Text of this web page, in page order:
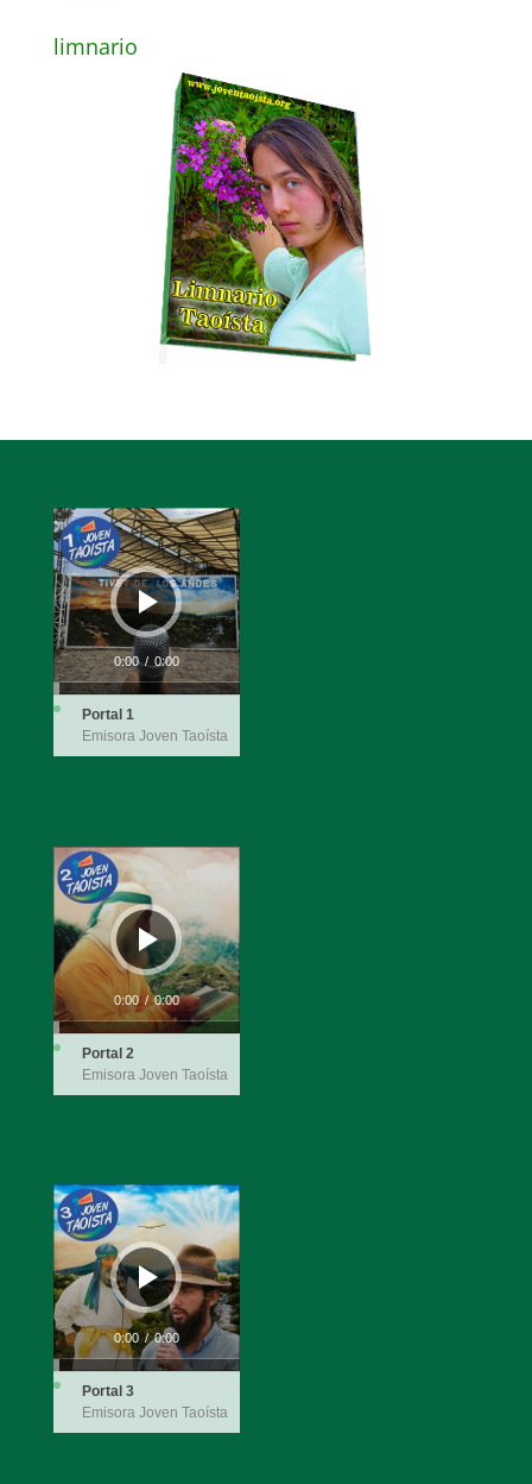
limnario
Reproductor
de
audio
0:00 / 0:00
Portal 1
Emisora Joven Taoísta
Reproductor
de
audio
0:00 / 0:00
Portal 2
Emisora Joven Taoísta
Reproductor
de
audio
0:00 / 0:00
Portal 3
Emisora Joven Taoísta